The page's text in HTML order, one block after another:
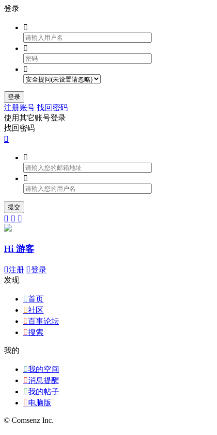
登录



登录
注册账号 找回密码
使用其它账号登录
找回密码



提交
  
Hi 游客
注册 登录
发现
首页
社区
百事论坛
搜索
我的
我的空间
消息提醒
我的帖子
电脑版
© Comsenz Inc.